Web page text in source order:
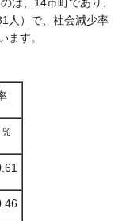
人）で、社会減少率
ます。
％